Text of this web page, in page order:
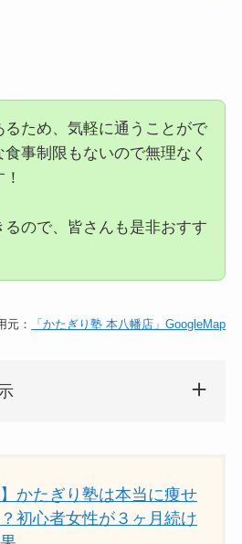
るため、気軽に通うことがで
事制限もないので無理なく
ので、皆さんも是非おすす
元： 「かたぎり塾 本八幡店」GoogleMap
】かたぎり塾は本当に痩せ
初心者女性が３ヶ月続け